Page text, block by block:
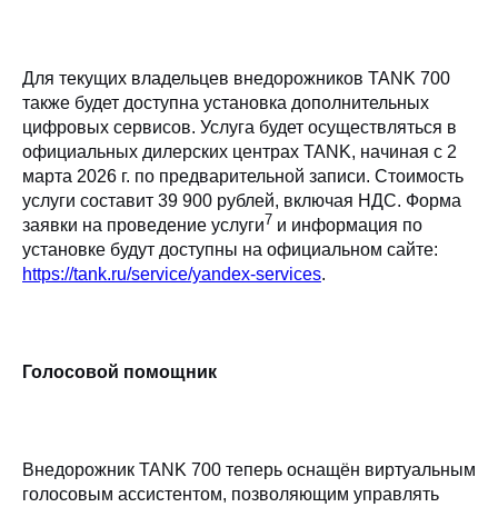
Для текущих владельцев внедорожников TANK 700
также будет доступна установка дополнительных
цифровых сервисов. Услуга будет осуществляться в
официальных дилерских центрах TANK, начиная c 2
марта 2026 г. по предварительной записи. Стоимость
услуги составит 39 900 рублей, включая НДС. Форма
заявки на проведение услуги7 и информация по
установке будут доступны на официальном сайте:
https://tank.ru/service/yandex-services.
Голосовой помощник
Внедорожник TANK 700 теперь оснащён виртуальным
голосовым ассистентом, позволяющим управлять